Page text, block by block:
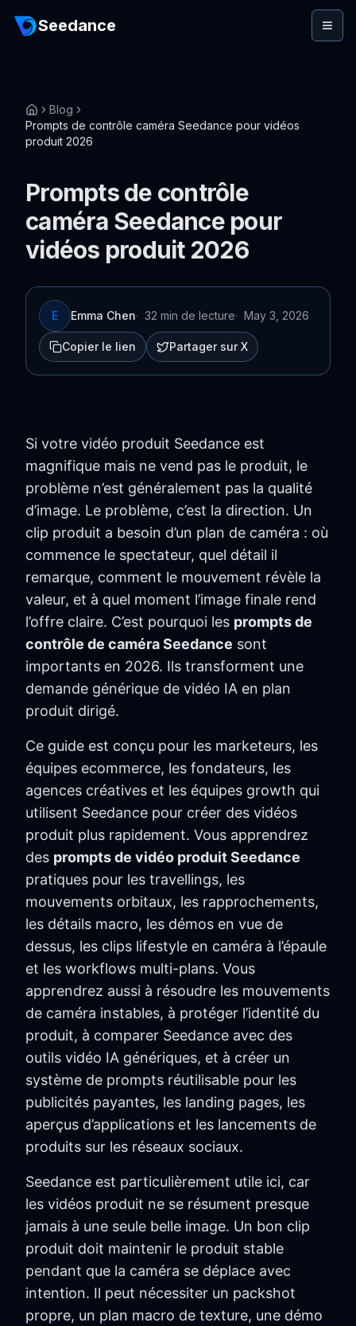
Seedance
Blog
Prompts de contrôle caméra Seedance pour vidéos
produit 2026
Prompts de contrôle
caméra Seedance pour
vidéos produit 2026
E Emma Chen· 32 min de lecture· May 3, 2026
Copier le lien Partager sur X
Si votre vidéo produit Seedance est
magnifique mais ne vend pas le produit, le
problème n’est généralement pas la qualité
d’image. Le problème, c’est la direction. Un
clip produit a besoin d’un plan de caméra : où
commence le spectateur, quel détail il
remarque, comment le mouvement révèle la
valeur, et à quel moment l’image finale rend
l’offre claire. C’est pourquoi les prompts de
contrôle de caméra Seedance sont
importants en 2026. Ils transforment une
demande générique de vidéo IA en plan
produit dirigé.
Ce guide est conçu pour les marketeurs, les
équipes ecommerce, les fondateurs, les
agences créatives et les équipes growth qui
utilisent Seedance pour créer des vidéos
produit plus rapidement. Vous apprendrez
des prompts de vidéo produit Seedance
pratiques pour les travellings, les
mouvements orbitaux, les rapprochements,
les détails macro, les démos en vue de
dessus, les clips lifestyle en caméra à l’épaule
et les workflows multi-plans. Vous
apprendrez aussi à résoudre les mouvements
de caméra instables, à protéger l’identité du
produit, à comparer Seedance avec des
outils vidéo IA génériques, et à créer un
système de prompts réutilisable pour les
publicités payantes, les landing pages, les
aperçus d’applications et les lancements de
produits sur les réseaux sociaux.
Seedance est particulièrement utile ici, car
les vidéos produit ne se résument presque
jamais à une seule belle image. Un bon clip
produit doit maintenir le produit stable
pendant que la caméra se déplace avec
intention. Il peut nécessiter un packshot
propre, un plan macro de texture, une démo